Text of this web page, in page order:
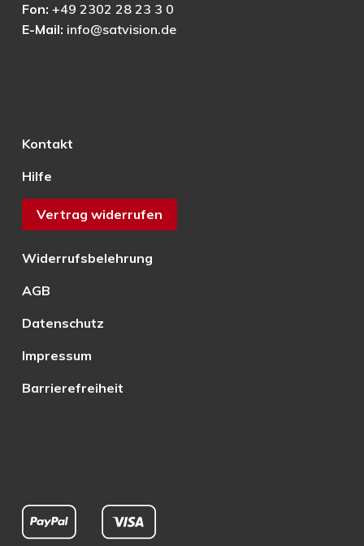
Fon: +49 2302 28 23 3 0
E-Mail: info@satvision.de
Kontakt
Hilfe
Vertrag widerrufen
Widerrufsbelehrung
AGB
Datenschutz
Impressum
Barrierefreiheit